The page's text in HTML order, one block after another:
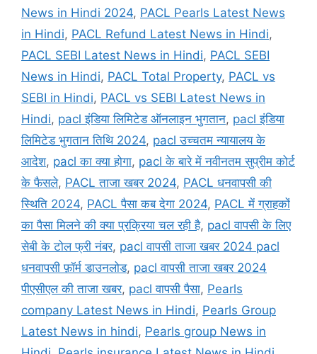
News in Hindi 2024, PACL Pearls Latest News
in Hindi, PACL Refund Latest News in Hindi,
PACL SEBI Latest News in Hindi, PACL SEBI
News in Hindi, PACL Total Property, PACL vs
SEBI in Hindi, PACL vs SEBI Latest News in
Hindi, pacl इंडिया लिमिटेड ऑनलाइन भुगतान, pacl इंडिया
लिमिटेड भुगतान तिथि 2024, pacl उच्चतम न्यायालय के
आदेश, pacl का क्या होगा, pacl के बारे में नवीनतम सुप्रीम कोर्ट
के फैसले, PACL ताजा खबर 2024, PACL धनवापसी की
स्थिति 2024, PACL पैसा कब देगा 2024, PACL में ग्राहकों
का पैसा मिलने की क्या प्रक्रिया चल रही है, pacl वापसी के लिए
सेबी के टोल फ्री नंबर, pacl वापसी ताजा खबर 2024 pacl
धनवापसी फ़ॉर्म डाउनलोड, pacl वापसी ताजा खबर 2024
पीएसीएल की ताजा खबर, pacl वापसी पैसा, Pearls
company Latest News in Hindi, Pearls Group
Latest News in hindi, Pearls group News in